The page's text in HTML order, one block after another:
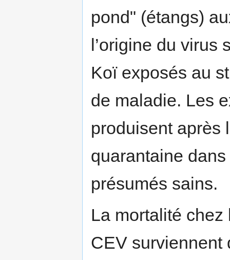
pond" (étangs)
l’origine du
Koï exposés au
de maladie. Les
produisent après
quarantaine
présumés sains.
La mortalité
CEV surviennent